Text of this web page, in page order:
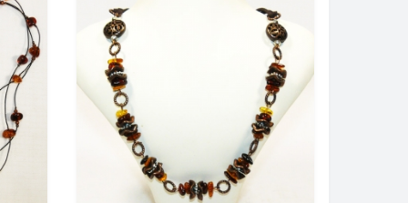
трещин на ногах. В целительную силу янтаря
шею кормилицам одевали янтарное ожерелье,
глаза". Янтарь добавлялся в состав
свойства.
которого избавляет от кашля. Янтарь
его отгоняли ядовитых насекомых и мух.
— его находили в саванах мумий фараонов.
железы, так как в нем содержится
янтарная кислота, являющаяся
прекрасным стимулятором нервной